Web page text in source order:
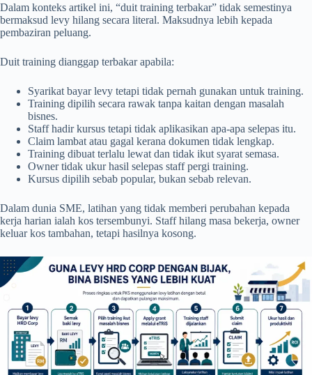
Dalam konteks artikel ini, “duit training terbakar” tidak semestinya
bermaksud levy hilang secara literal. Maksudnya lebih kepada
pembaziran peluang.
Duit training dianggap terbakar apabila:
Syarikat bayar levy tetapi tidak pernah gunakan untuk training.
Training dipilih secara rawak tanpa kaitan dengan masalah
bisnes.
Staff hadir kursus tetapi tidak aplikasikan apa-apa selepas itu.
Claim lambat atau gagal kerana dokumen tidak lengkap.
Training dibuat terlalu lewat dan tidak ikut syarat semasa.
Owner tidak ukur hasil selepas staff pergi training.
Kursus dipilih sebab popular, bukan sebab relevan.
Dalam dunia SME, latihan yang tidak memberi perubahan kepada
kerja harian ialah kos tersembunyi. Staff hilang masa bekerja, owner
keluar kos tambahan, tetapi hasilnya kosong.